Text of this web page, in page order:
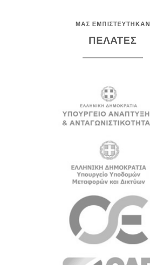
ΜΑΣ ΕΜΠΙΣΤΕΥΤΗΚΑΝ
ΠΕΛΑΤΕΣ
22 Νοέμβριος 2015
22 Νοέμβριος 2015
22 Νοέμβριος 2015